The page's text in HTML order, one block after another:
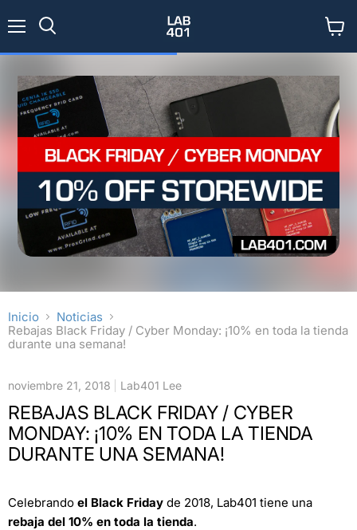
carrito
Inicio
Noticias
Rebajas Black Friday / Cyber Monday: ¡10% en toda la tienda
durante una semana!
noviembre 21, 2018 Lab401 Lee
REBAJAS BLACK FRIDAY / CYBER
MONDAY: ¡10% EN TODA LA TIENDA
DURANTE UNA SEMANA!
Celebrando el Black Friday de 2018, Lab401 tiene una
rebaja del 10% en toda la tienda.